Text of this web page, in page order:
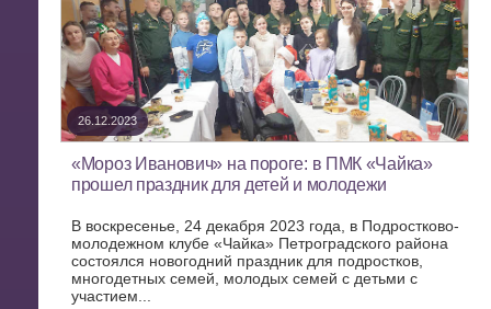
26.12.2023
«Мороз Иванович» на пороге: в ПМК «Чайка»
прошел праздник для детей и молодежи
В воскресенье, 24 декабря 2023 года, в Подростково-
молодежном клубе «Чайка» Петроградского района
состоялся новогодний праздник для подростков,
многодетных семей, молодых семей с детьми с
участием...